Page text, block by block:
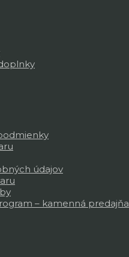
údajov
– kamenná predajňa